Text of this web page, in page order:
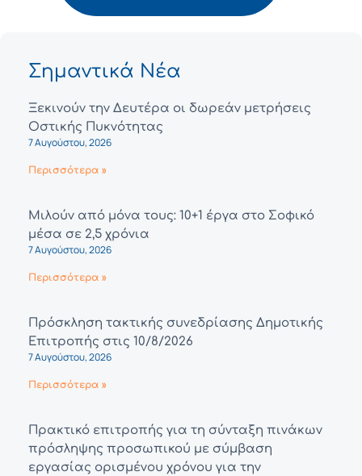
Σημαντικά Νέα
Ξεκινούν την Δευτέρα οι δωρεάν μετρήσεις
Οστικής Πυκνότητας
7 Αυγούστου, 2026
Περισσότερα »
Μιλούν από μόνα τους: 10+1 έργα στο Σοφικό
μέσα σε 2,5 χρόνια
7 Αυγούστου, 2026
Περισσότερα »
Πρόσκληση τακτικής συνεδρίασης Δημοτικής
Επιτροπής στις 10/8/2026
7 Αυγούστου, 2026
Περισσότερα »
Πρακτικό επιτροπής για τη σύνταξη πινάκων
πρόσληψης προσωπικού με σύμβαση
εργασίας ορισμένου χρόνου για την